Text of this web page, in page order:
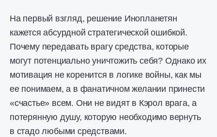
На первый взгляд, решение Инопланетян
кажется абсурдной стратегической ошибкой.
Почему передавать врагу средства, которые
могут потенциально уничтожить себя? Однако их
мотивация не коренится в логике войны, как мы
ее понимаем, а в фанатичном желании принести
«счастье» всем. Они не видят в Кэрол врага, а
потерянную душу, которую необходимо вернуть
в стадо любыми средствами.